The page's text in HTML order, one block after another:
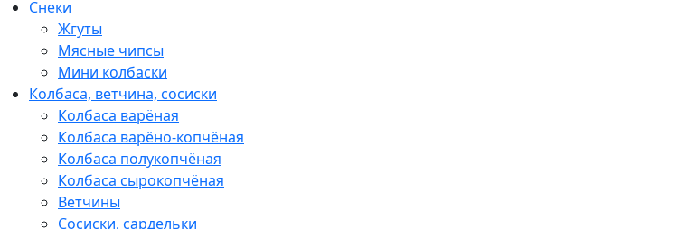
Снеки
Жгуты
Мясные чипсы
Мини колбаски
Колбаса, ветчина, сосиски
Колбаса варёная
Колбаса варёно-копчёная
Колбаса полукопчёная
Колбаса сырокопчёная
Ветчины
Сосиски, сардельки